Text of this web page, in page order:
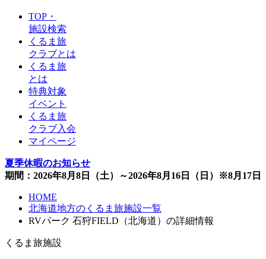
TOP・
施設検索
くるま旅
クラブとは
くるま旅
とは
特典対象
イベント
くるま旅
クラブ入会
マイページ
夏季休暇のお知らせ
期間：2026年8月8日（土）～2026年8月16日（日）※8月17
HOME
北海道地方のくるま旅施設一覧
RVパーク 石狩FIELD（北海道）の詳細情報
くるま旅施設